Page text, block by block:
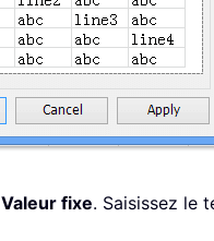
Valeur fixe. Saisissez le